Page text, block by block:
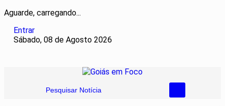
Aguarde, carregando...
Entrar
Sábado, 08 de Agosto 2026
Pesquisar Notícia